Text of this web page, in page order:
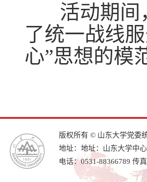
活动期间
了统一战线
心”思想的模
版权所有 © 山东大学党委
地址：地址：山东大学中
电话：0531-88366789 传